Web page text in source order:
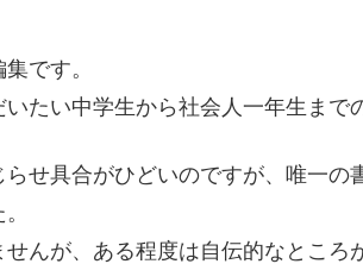
です。
たい中学生から社会人一年生まで
らせ具合がひどいのですが、唯一
んが、ある程度は自伝的なところ